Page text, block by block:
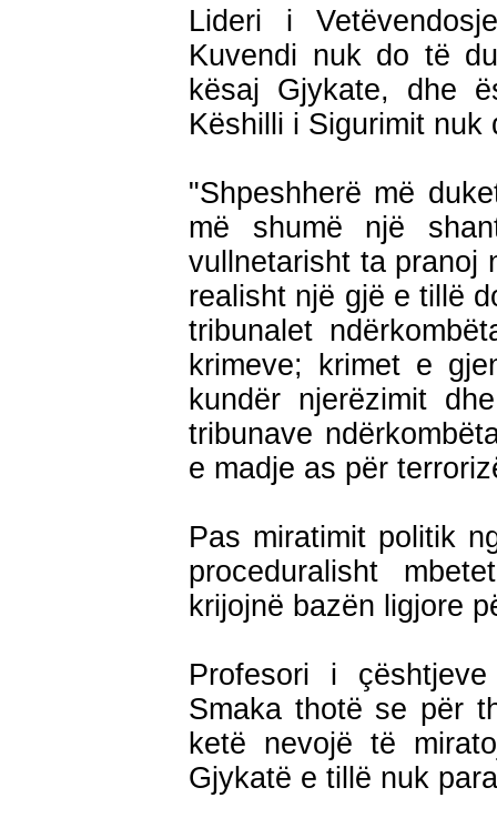
Lideri i
Kuvendi nuk do të
kësaj Gjykate, dhe
Këshilli i Sigurimit
"Shpeshherë më
më shumë një
vullnetarisht ta pranoj
realisht një gjë e tillë
tribunalet
krimeve; krimet e
kundër njerëzimit
tribunave
e madje as për
Pas miratimit politik
proceduralisht
krijojnë bazën ligjore
Profesori i
Smaka thotë se për
ketë nevojë të
Gjykatë e tillë nuk